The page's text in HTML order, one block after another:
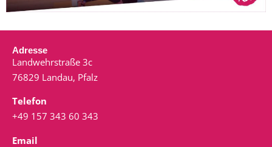
Adresse
Landwehrstraße 3c
76829 Landau, Pfalz
Telefon
+49 157 343 60 343
Email